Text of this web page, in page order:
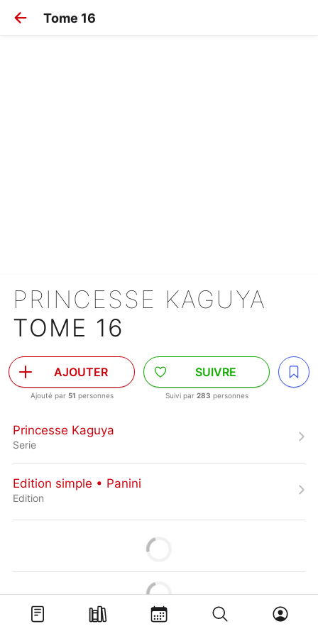
Tome 16
PRINCESSE KAGUYA
TOME 16
AJOUTER
Ajouté par 51 personnes
SUIVRE
Suivi par 283 personnes
Princesse Kaguya
Serie
Edition simple • Panini
Edition